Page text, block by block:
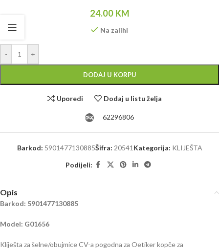
24.00 KM
Na zalihi
- +
DODAJ U KORPU
Uporedi Dodaj u listu želja
62296806
Barkod: 5901477130885Šifra: 20541 Kategorija: KLIJEŠTA
Podijeli:
Opis
Barkod: 5901477130885
Model: G01656
Kliješta za šelne/obujmice CV-a pogodna za Oetiker kopče za